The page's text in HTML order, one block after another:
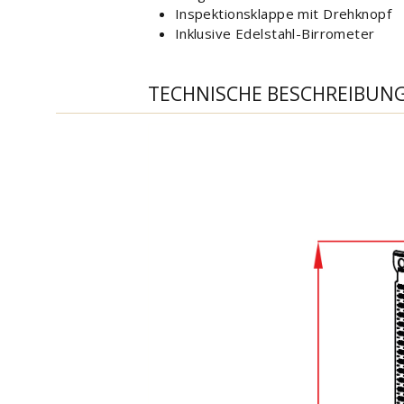
Inspektionsklappe mit Drehknopf
Inklusive Edelstahl-Birrometer
TECHNISCHE